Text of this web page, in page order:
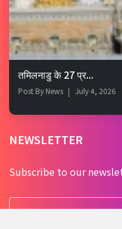
तमिलनाडु के 27 प्र...
Post By News July 4, 2026
NEWSLETTER
Subscribe to our